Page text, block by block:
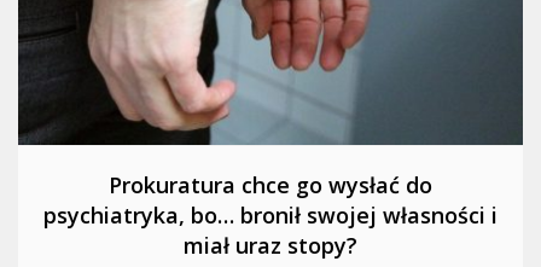
Prokuratura chce go wysłać do
psychiatryka, bo… bronił swojej własności i
miał uraz stopy?